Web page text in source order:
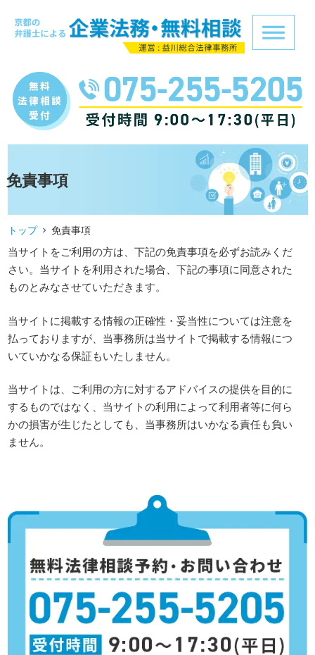
免責事項
トップ 免責事項
当サイトをご利用の方は、下記の免責事項を必ずお読みくだ
さい。当サイトを利用された場合、下記の事項に同意された
ものとみなさせていただきます。
当サイトに掲載する情報の正確性・妥当性については注意を
払っておりますが、当事務所は当サイトで掲載する情報につ
いていかなる保証もいたしません。
当サイトは、ご利用の方に対するアドバイスの提供を目的に
するものではなく、当サイトの利用によって利用者等に何ら
かの損害が生じたとしても、当事務所はいかなる責任も負い
ません。